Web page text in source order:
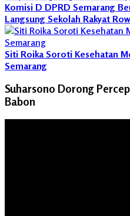
Komisi D DPRD Semarang
Langsung Sekolah Rakyat
Siti Roika Soroti Kesehatan
Semarang
Suharsono Dorong
Babon